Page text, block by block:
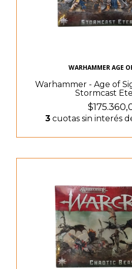
WARHAMMER AGE
Warhammer - Age of
Stormcast
3cuotas sin interés